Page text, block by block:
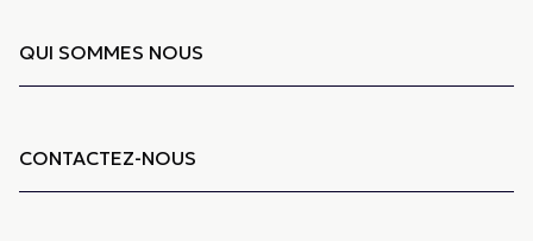
QUI SOMMES NOUS
CONTACTEZ-NOUS